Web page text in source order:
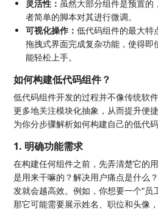
灵活性：虽然大部分组件是预置的
者简单的脚本对其进行微调。
可视化操作：低代码组件的最大特
拖拽式界面完成复杂功能，使得
能轻松上手。
如何构建低代码组件？
低代码组件开发的过程并不像传统软
更多地关注模块化抽象，从而提升便
为你分步骤解析如何构建自己的低代码
1. 明确功能需求
在构建任何组件之前，先弄清楚它的
是用来干嘛的？解决用户痛点是什么
发就会越高效。例如，你想要一个“员
那它可能需要展示姓名、职位和头像